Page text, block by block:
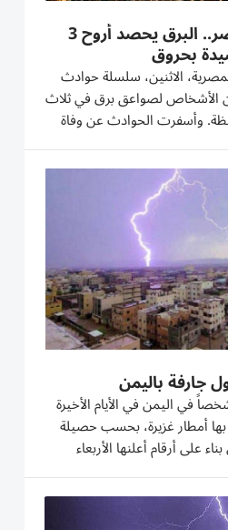
صواعق قاتلة في مصر.. البرق يحصد أروح 3
بحروق
الاثنين، سلسلة حوادث
الأشخاص لصواعق برق في ثلاث
وأسفرت الحوادث عن وفاة
بحروق، بالتزامن مع حالة عدم
تضرب المنطقة مصحوبة ببرق
أ.ف.ب قضى 45 شخصاً في اليمن في الأيام الأخيرة
أمطار غزيرة، بحسب حصيلة
على أرقام أعلنها الأربعاء
الشؤون الإنسانية (أوتشا)
الغرب. ذكر مسؤولون ومصادر